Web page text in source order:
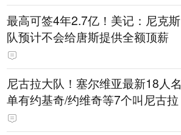
最高可签4年2.7亿！美记：尼克斯
队预计不会给唐斯提供全额顶薪
尼古拉大队！塞尔维亚最新18人名
单有约基奇/约维奇等7个叫尼古拉